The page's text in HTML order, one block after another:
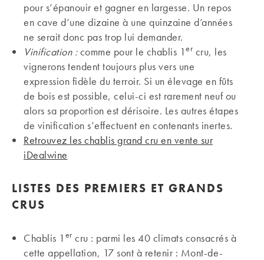
pour s’épanouir et gagner en largesse. Un repos
en cave d’une dizaine à une quinzaine d’années
ne serait donc pas trop lui demander.
Vinification :comme pour le chablis 1 er cru, les
vignerons tendent toujours plus vers une
expression fidèle du terroir. Si un élevage en fûts
de bois est possible, celui-ci est rarement neuf ou
alors sa proportion est dérisoire. Les autres étapes
de vinification s’effectuent en contenants inertes.
Retrouvez les chablis grand cru en vente sur
iDealwine
LISTES DES PREMIERS ET GRANDS
CRUS
Chablis 1 er cru : parmi les 40 climats consacrés à
cette appellation, 17 sont à retenir : Mont-de-